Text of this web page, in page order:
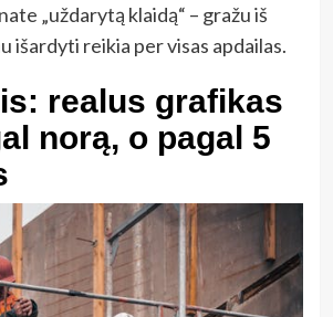
„uždarytą klaidą“ – gražu iš
išardyti reikia per visas apdailas.
realus grafikas
norą, o pagal 5